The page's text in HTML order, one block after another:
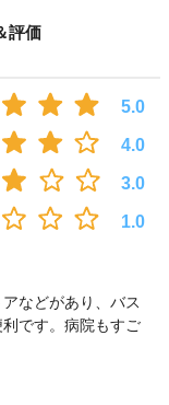
評価
5.0
4.0
3.0
1.0
などがあり、バス
です。病院もすご